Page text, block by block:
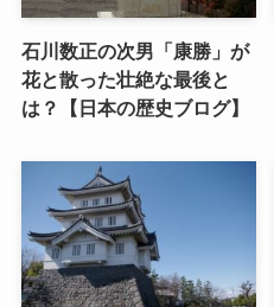
石川数正の次男「康勝」が
花と散った壮絶な最後と
は？【日本の歴史ブログ】